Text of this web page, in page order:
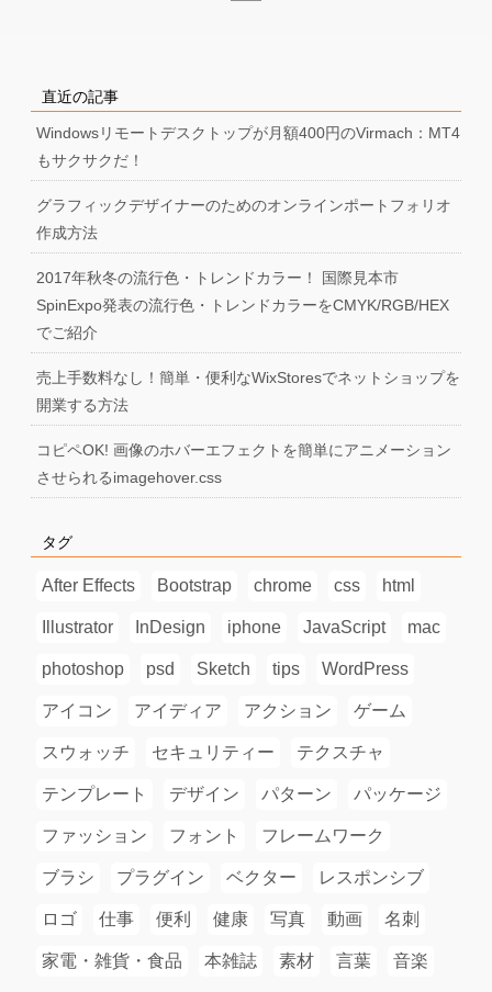
直近の記事
Windowsリモートデスクトップが月額400円のVirmach：MT4
もサクサクだ！
グラフィックデザイナーのためのオンラインポートフォリオ
作成方法
2017年秋冬の流行色・トレンドカラー！ 国際見本市
SpinExpo発表の流行色・トレンドカラーをCMYK/RGB/HEX
でご紹介
売上手数料なし！簡単・便利なWixStoresでネットショップを
開業する方法
コピペOK! 画像のホバーエフェクトを簡単にアニメーション
させられるimagehover.css
タグ
After Effects Bootstrap chrome css html
Illustrator InDesign iphone JavaScript mac
photoshop psd Sketch tips WordPress
アイコン アイディア アクション ゲーム
スウォッチ セキュリティー テクスチャ
テンプレート デザイン パターン パッケージ
ファッション フォント フレームワーク
ブラシ プラグイン ベクター レスポンシブ
ロゴ 仕事 便利 健康 写真 動画 名刺
家電・雑貨・食品 本雑誌 素材 言葉 音楽